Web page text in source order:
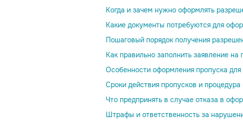
Когда и зачем нужно оформлять
Какие документы потребуются для
Пошаговый порядок получения
Как правильно заполнить заявление на
Особенности оформления пропуска
Сроки действия пропусков и процедура
Что предпринять в случае отказа в
Штрафы и ответственность за